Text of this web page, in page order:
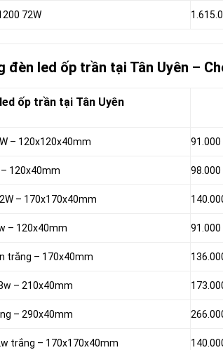
72W
đèn led ốp trần tại Tân Uyên –
ốp trần tại Tân Uyên
– 120x120x40mm 91.000
120x40mm 98.000
– 170x170x40mm
– 120x40mm 91.000
trắng – 170x40mm
– 210x40mm
– 290x40mm
trắng – 170x170x40mm